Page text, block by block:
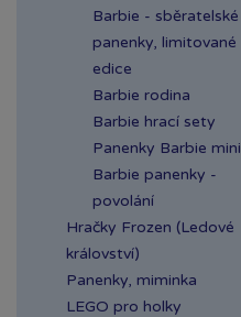
Barbie - sběratelské
panenky, limitované
edice
Barbie rodina
Barbie hrací sety
Panenky Barbie mini
Barbie panenky -
povolání
Hračky Frozen (Ledové
království)
Panenky, miminka
LEGO pro holky